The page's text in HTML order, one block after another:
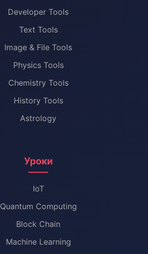
Developer Tools
Text Tools
Image & File Tools
Physics Tools
Chemistry Tools
History Tools
Astrology
Уроки
IoT
Quantum Computing
Block Chain
Machine Learning